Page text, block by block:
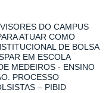
DO CAMPUS
ATUAR COMO
DE BOLSA
EM ESCOLA
MEDEIROS - ENSINO
PROCESSO
– PIBID